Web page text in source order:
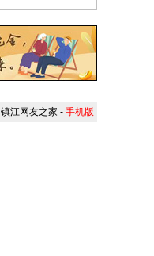
镇江网友之家 - 手机版